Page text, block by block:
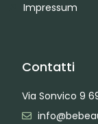
Impressum
Contatti
Via Sonvico 9